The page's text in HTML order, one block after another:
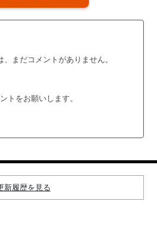
、まだコメントがありません。
トをお願いします。
新履歴を見る